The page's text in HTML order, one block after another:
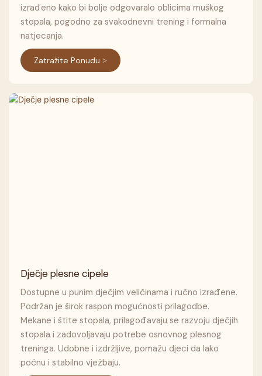
izrađeno kako bi bolje odgovaralo oblicima muškog
stopala, pogodno za svakodnevni trening i formalna
natjecanja.
Zatražite Ponudu >
Dječje plesne cipele
Dostupne u punim dječjim veličinama i ručno izrađene.
Podržan je širok raspon mogućnosti prilagodbe.
Mekane i štite stopala, prilagođavaju se razvoju dječjih
stopala i zadovoljavaju potrebe osnovnog plesnog
treninga. Udobne i izdržljive, pomažu djeci da lako
počnu i stabilno vježbaju.